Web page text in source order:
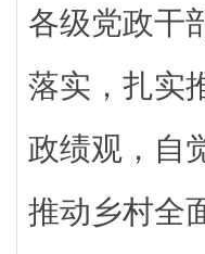
各级党政干
落实，扎实
政绩观，自
推动乡村全